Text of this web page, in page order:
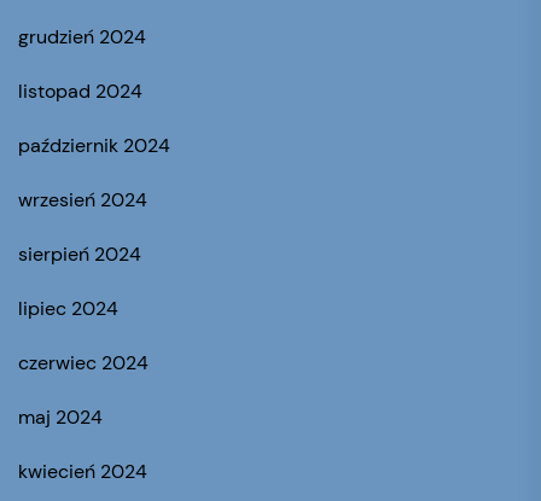
grudzień 2024
listopad 2024
październik 2024
wrzesień 2024
sierpień 2024
lipiec 2024
czerwiec 2024
maj 2024
kwiecień 2024